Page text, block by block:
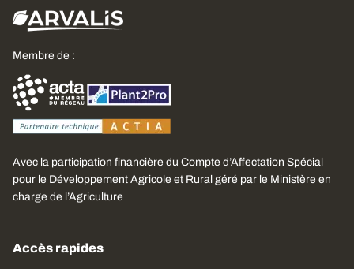
Membre de :
Avec la participation financière du Compte d’Affectation Spécial
pour le Développement Agricole et Rural géré par le Ministère en
charge de l’Agriculture
Accès rapides